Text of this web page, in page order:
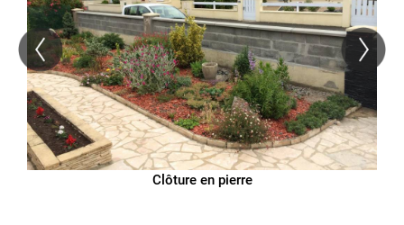
Clôture en pierre